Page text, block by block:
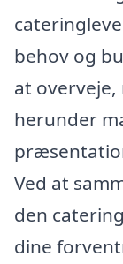
behov og
at
herunder
Ved at
den
dine